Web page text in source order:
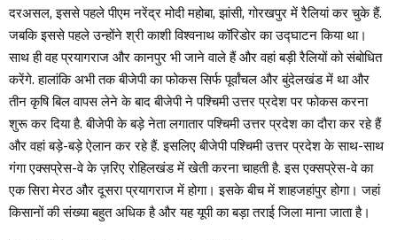
दरअसल, इससे पहले पीएम नरेंद्र मोदी महोबा, झांसी, गोरखपुर में रैलियां कर चुके हैं.
जबकि इससे पहले उन्होंने श्री काशी विश्वनाथ कॉरिडोर का उद्घाटन किया था।
साथ ही वह प्रयागराज और कानपुर भी जाने वाले हैं और वहां बड़ी रैलियों को संबोधित
करेंगे. हालांकि अभी तक बीजेपी का फोकस सिर्फ पूर्वांचल और बुंदेलखंड में था और
तीन कृषि बिल वापस लेने के बाद बीजेपी ने पश्चिमी उत्तर प्रदेश पर फोकस करना
शुरू कर दिया है. बीजेपी के बड़े नेता लगातार पश्चिमी उत्तर प्रदेश का दौरा कर रहे हैं
और वहां बड़े-बड़े ऐलान कर रहे हैं. इसलिए बीजेपी पश्चिमी उत्तर प्रदेश के साथ-साथ
गंगा एक्सप्रेस-वे के ज़रिए रोहिलखंड में खेती करना चाहती है. इस एक्सप्रेस-वे का
एक सिरा मेरठ और दूसरा प्रयागराज में होगा। इसके बीच में शाहजहांपुर होगा। जहां
किसानों की संख्या बहुत अधिक है और यह यूपी का बड़ा तराई जिला माना जाता है।